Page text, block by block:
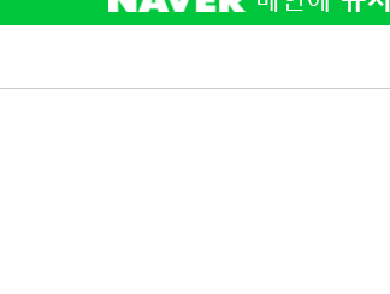
러 환율, 7.7원 내린 1416.1원 마감
, '계엄 수용공간 확보' 신용해 前교정본부장 기소